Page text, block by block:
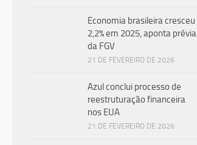
Economia brasileira cresceu
2,2% em 2025, aponta prévia
da FGV
21 DE FEVEREIRO DE 2026
Azul conclui processo de
reestruturação financeira
nos EUA
21 DE FEVEREIRO DE 2026